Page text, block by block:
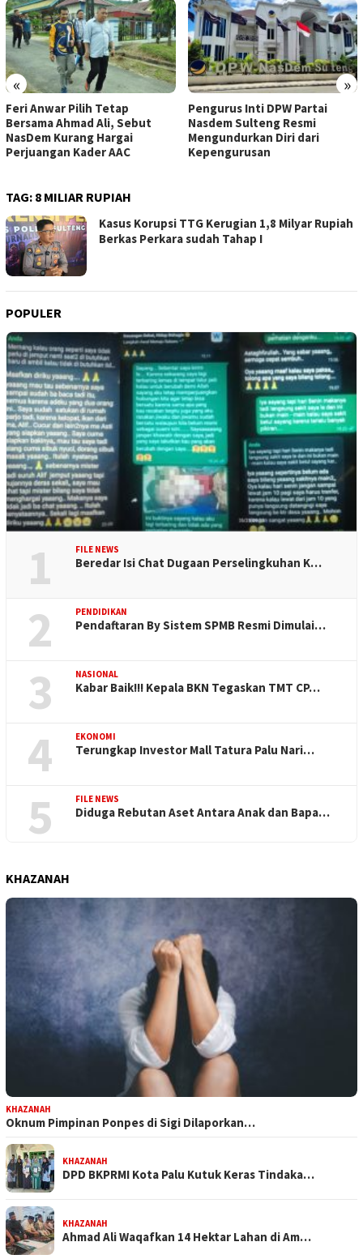
« »
Feri Anwar Pilih Tetap
Bersama Ahmad Ali, Sebut
NasDem Kurang Hargai
Perjuangan Kader AAC
Pengurus Inti DPW Partai
Nasdem Sulteng Resmi
Mengundurkan Diri dari
Kepengurusan
TAG: 8 MILIAR RUPIAH
Kasus Korupsi TTG Kerugian 1,8 Milyar Rupiah
Berkas Perkara sudah Tahap I
POPULER
1 FILE NEWS
Beredar Isi Chat Dugaan Perselingkuhan K…
2 PENDIDIKAN
Pendaftaran By Sistem SPMB Resmi Dimulai…
3 NASIONAL
Kabar Baik!!! Kepala BKN Tegaskan TMT CP…
4 EKONOMI
Terungkap Investor Mall Tatura Palu Nari…
5 FILE NEWS
Diduga Rebutan Aset Antara Anak dan Bapa…
KHAZANAH
KHAZANAH
Oknum Pimpinan Ponpes di Sigi Dilaporkan…
KHAZANAH
DPD BKPRMI Kota Palu Kutuk Keras Tindaka…
KHAZANAH
Ahmad Ali Waqafkan 14 Hektar Lahan di Am…